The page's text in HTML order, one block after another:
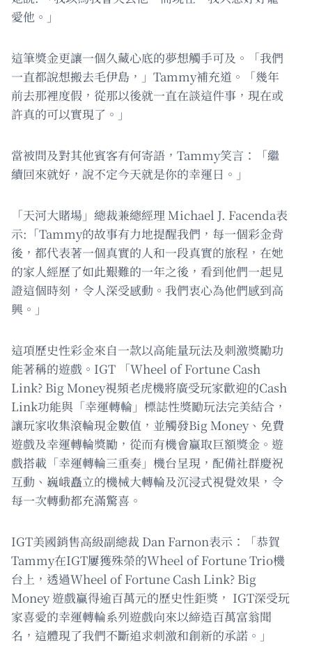
愛他。」
這筆獎金更讓一個久藏心底的夢想觸手可及。「我們
一直都說想搬去毛伊島，」Tammy補充道。「幾年
前去那裡度假，從那以後就一直在談這件事，現在或
許真的可以實現了。」
當被問及對其他賓客有何寄語，Tammy笑言：「繼
續回來就好，說不定今天就是你的幸運日。」
「天河大賭場」總裁兼總經理 Michael J. Facenda表
示:「Tammy的故事有力地提醒我們，每一個彩金背
後，都代表著一個真實的人和一段真實的旅程，在她
的家人經歷了如此艱難的一年之後，看到他們一起見
證這個時刻，令人深受感動。我們衷心為他們感到高
興。」
這項歷史性彩金來自一款以高能量玩法及刺激獎勵功
能著稱的遊戲。IGT 「Wheel of Fortune Cash
Link? Big Money視頻老虎機將廣受玩家歡迎的Cash
Link功能與「幸運轉輪」標誌性獎勵玩法完美結合，
讓玩家收集滾輪現金數值，並觸發Big Money、免費
遊戲及幸運轉輪獎勵，從而有機會贏取巨額獎金。遊
戲搭載「幸運轉輪三重奏」機台呈現，配備社群慶祝
互動、巍峨矗立的機械大轉輪及沉浸式視覺效果，令
每一次轉動都充滿驚喜。
IGT美國銷售高級副總裁 Dan Farnon表示：「恭賀
Tammy在IGT屢獲殊榮的Wheel of Fortune Trio機
台上，透過Wheel of Fortune Cash Link? Big
Money 遊戲贏得逾百萬元的歷史性鉅獎， IGT深受玩
家喜愛的幸運轉輪系列遊戲向來以締造百萬富翁聞
名，這體現了我們不斷追求刺激和創新的承諾。」